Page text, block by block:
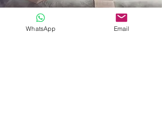
Escríbenos
WhatsApp Email